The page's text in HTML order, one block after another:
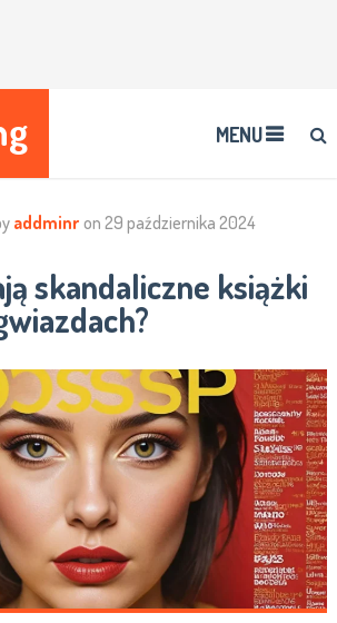
MENU
addminr on 29 października 2024
skandaliczne książki